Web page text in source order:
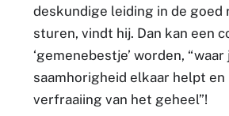
deskundige leiding in de goed
sturen, vindt hij. Dan kan een
‘gemenebestje’ worden, “waar
saamhorigheid elkaar helpt
verfraaiing van het geheel”!